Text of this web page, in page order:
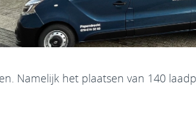
Namelijk het plaatsen van 140